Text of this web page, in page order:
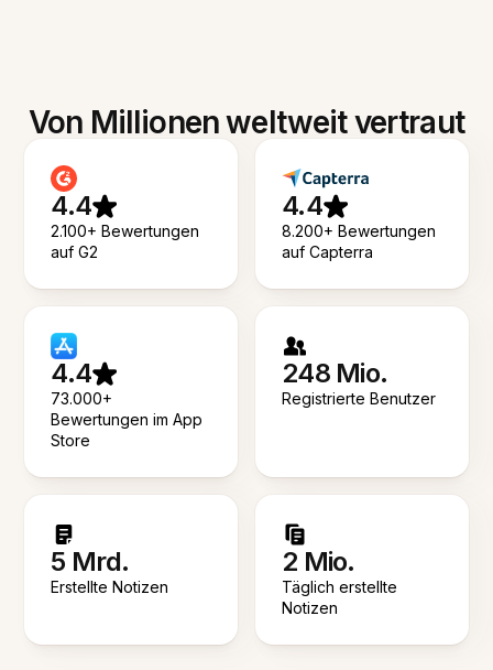
Von Millionen weltweit vertraut
4.4
2.100+ Bewertungen
auf G2
4.4
8.200+ Bewertungen
auf Capterra
4.4
73.000+
Bewertungen im App
Store
248 Mio.
Registrierte Benutzer
5 Mrd.
Erstellte Notizen
2 Mio.
Täglich erstellte
Notizen